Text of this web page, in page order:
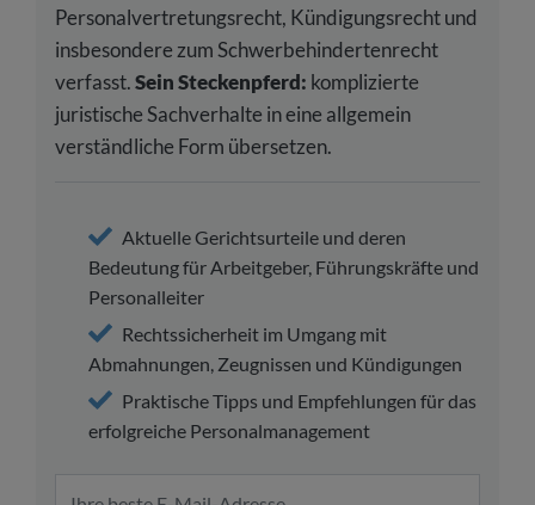
Personalvertretungsrecht, Kündigungsrecht und
insbesondere zum Schwerbehindertenrecht
verfasst.Sein Steckenpferd: komplizierte
juristische Sachverhalte in eine allgemein
verständliche Form übersetzen.
Aktuelle Gerichtsurteile und deren
Bedeutung für Arbeitgeber, Führungskräfte und
Personalleiter
Rechtssicherheit im Umgang mit
Abmahnungen, Zeugnissen und Kündigungen
Praktische Tipps und Empfehlungen für das
erfolgreiche Personalmanagement